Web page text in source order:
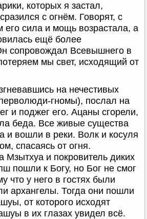
которых я застал,
с огнём. Говорят, с
его сила и мощь возрастала, а
ещё более
сопровождал Всевышнего в
мы свет, исходящий от
на нечестивых
гномы), послал на
и поджег его. Ацаны сгорели,
беда. Все живые существа
и вошли в реки. Волк и косуля
спасаясь от огня.
Мзытхуа и покровитель диких
пошли к Богу, но Бог не смог
что у него в гостях были
архангелы. Тогда они пошли
от которого исходят
в их глазах увидел всё.